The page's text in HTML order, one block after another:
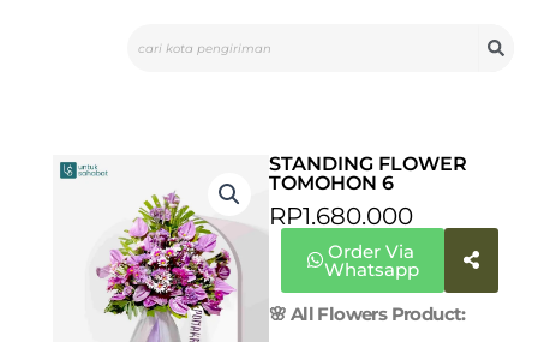
STANDING FLOWER
TOMOHON 6
RP1.680.000
Order Via
Whatsapp
🌸 All Flowers Product: